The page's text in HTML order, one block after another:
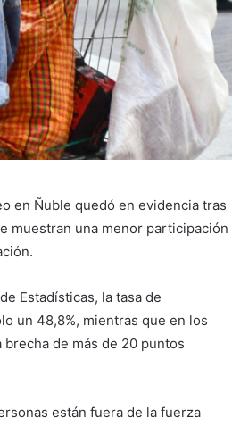
en Ñuble quedó en evidencia tras
muestran una menor participación
Estadísticas, la tasa de
un 48,8%, mientras que en los
de más de 20 puntos
están fuera de la fuerza